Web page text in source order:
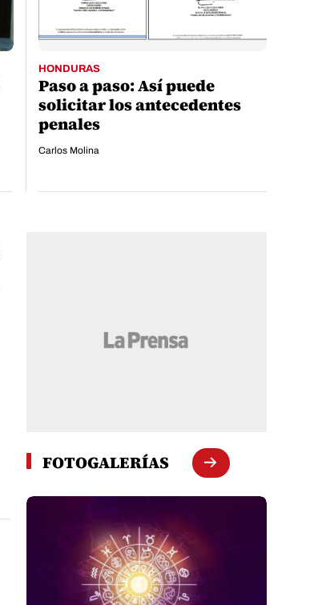
HONDURAS
Paso a paso: Así puede
solicitar los antecedentes
penales
Carlos Molina
FOTOGALERÍAS